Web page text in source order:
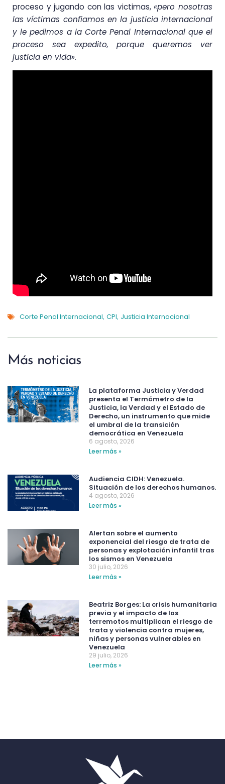
proceso y jugando con las victimas,«pero nosotras
las víctimas confiamos en la justicia internacional
y le pedimos a la Corte Penal Internacional que el
proceso sea expedito, porque queremos ver
justicia en vida».
Corte Penal Internacional, CPI, Justicia Internacional
Más noticias
La plataforma Justicia y Verdad
presenta el Termómetro de la
Justicia, la Verdad y el Estado de
Derecho, un instrumento que mide
el umbral de la transición
democrática en Venezuela
6 agosto, 2026
Leer más »
Audiencia CIDH: Venezuela.
Situación de los derechos humanos.
4 agosto, 2026
Leer más »
Alertan sobre el aumento
exponencial del riesgo de trata de
personas y explotación infantil tras
los sismos en Venezuela
30 julio, 2026
Leer más »
Beatriz Borges: La crisis humanitaria
previa y el impacto de los
terremotos multiplican el riesgo de
trata y violencia contra mujeres,
niñas y personas vulnerables en
Venezuela
29 julio, 2026
Leer más »